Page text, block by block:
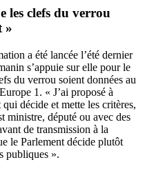
les clefs du verrou
»
a été lancée l’été dernier
s’appuie sur elle pour le
du verrou soient données au
1. « J’ai proposé à
décide et mette les critères,
ministre, député ou avec des
de transmission à la
le Parlement décide plutôt
publiques ».